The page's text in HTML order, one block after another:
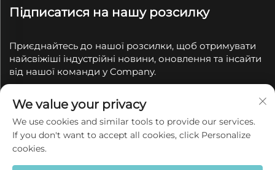
Підписатися на нашу розсилку
Приєднайтесь до нашої розсилки, щоб отримувати
найсвіжіші індустрійні новини, оновлення та інсайти
від нашої команди у Company.
© 2025 Chaozhou Qianyue Ceramics Co., Ltd. Всі права
захищені
We value your privacy
We use cookies and similar tools to provide our services.
If you don't want to accept all cookies, click Personalize
cookies.